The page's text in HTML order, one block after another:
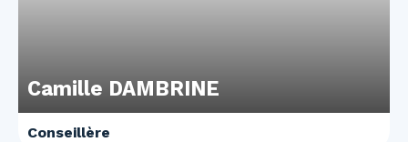
Camille DAMBRINE
Conseillère